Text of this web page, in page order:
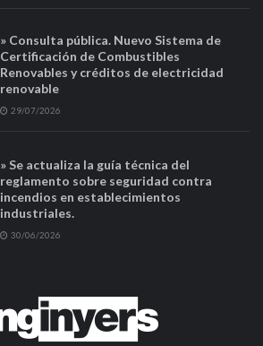
» Consulta pública. Nuevo Sistema de
Certificación de Combustibles
Renovables y créditos de electricidad
renovable
29/07/2026
» Se actualiza la guía técnica del
reglamento sobre seguridad contra
incendios en establecimientos
industriales.
30/06/2026